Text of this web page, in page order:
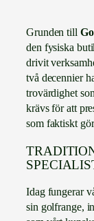
Grunden till
den fysiska
drivit
två decennier
trovärdighet
krävs för att
som faktiskt
Idag fungerar
sin golfrange,